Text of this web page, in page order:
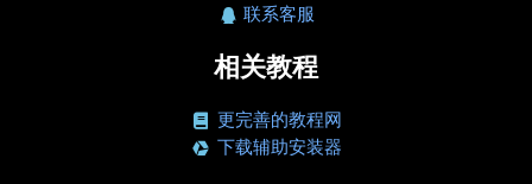
联系客服
相关教程
更完善的教程网
下载辅助安装器